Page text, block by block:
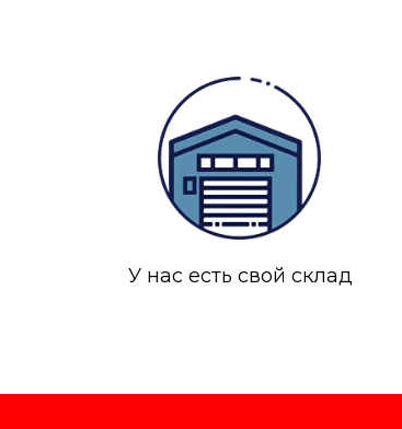
У нас есть свой склад